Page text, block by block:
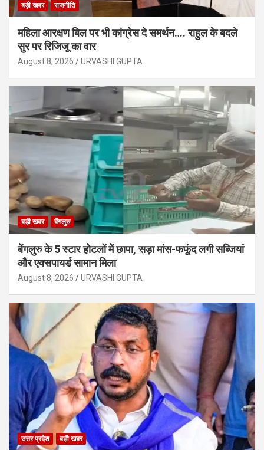
बड़ी खबर राजनीति
महिला आरक्षण बिल पर भी कांग्रेस दे समर्थन…. राहुल के बदले
सुर पर रिजिजू का वार
August 8, 2026 URVASHI GUPTA
बड़ी खबर बेंगलुरु
बेंगलुरु के 5 स्टार होटलों में छापा, सड़ा मांस-फफूंद लगी सब्जियां
और एक्सपायर्ड सामान मिला
August 8, 2026 URVASHI GUPTA
उत्तर प्रदेश बड़ी खबर